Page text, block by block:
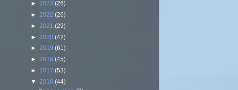
► 2023 (26)
► 2022 (26)
► 2021 (29)
► 2020 (42)
► 2019 (61)
► 2018 (45)
► 2017 (53)
▼ 2016 (44)